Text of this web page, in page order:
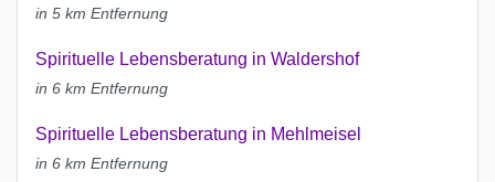
in 5 km Entfernung
Spirituelle Lebensberatung in Waldershof
in 6 km Entfernung
Spirituelle Lebensberatung in Mehlmeisel
in 6 km Entfernung